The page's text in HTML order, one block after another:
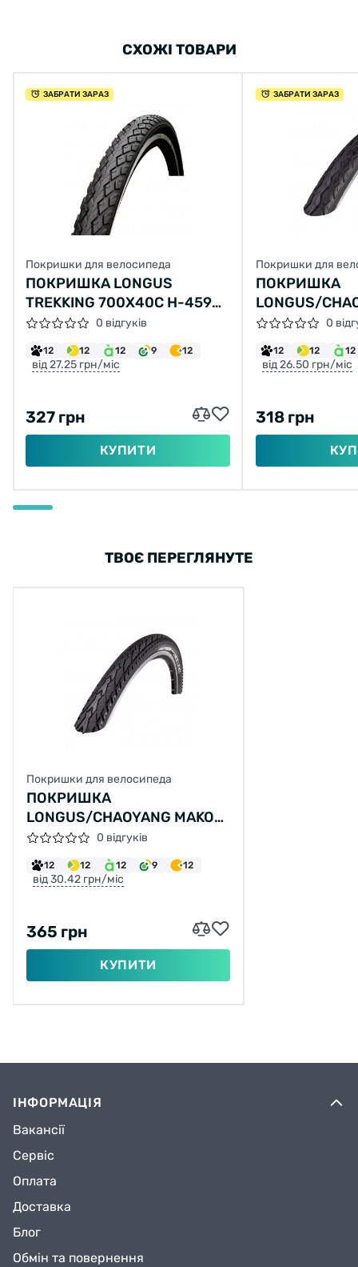
СХОЖІ ТОВАРИ
ЗАБРАТИ ЗАРАЗ
Покришки для велосипеда
ПОКРИШКА LONGUS
TREKKING 700X40C H-459
(42-622)
0 відгуків
12 12 12 9 12
від 27.25 грн/міс
327 грн
КУПИТИ
ЗАБРАТИ ЗАРАЗ
Покришки для
ПОКРИШКА
LONGUS/
L-3459(47-
0
12 12 12
від 26.50 грн/міс
318 грн
ТВОЄ ПЕРЕГЛЯНУТЕ
Покришки для велосипеда
ПОКРИШКА
LONGUS/CHAOYANG MAKO
SHARK 30TPI 700X35C H-
5113 (37-622)
0 відгуків
12 12 12 9 12
від 30.42 грн/міс
365 грн
КУПИТИ
ІНФОРМАЦІЯ
Вакансії
Сервіс
Оплата
Доставка
Блог
Обмін та повернення